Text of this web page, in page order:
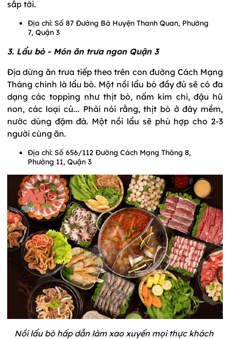
sắp tới.
Địa chỉ: Số 87 Đường Bà Huyện Thanh Quan, Phường
7, Quận 3
3. Lẩu bò - Món ăn trưa ngon Quận 3
Địa dừng ăn trưa tiếp theo trên con đường Cách Mạng
Tháng chính là lẩu bò. Một nồi lẩu bò đầy đủ sẽ có đa
dạng các topping như thịt bò, nấm kim chi, đậu hũ
non, các loại củ... Phải nói rằng, thịt bò ở đây mềm,
nước dùng đậm đà. Một nồi lẩu sẽ phù hợp cho 2-3
người cùng ăn.
Địa chỉ: Số 656/112 Đường Cách Mạng Tháng 8,
Phường 11, Quận 3
Nồi lẩu bò hấp dẫn làm xao xuyến mọi thực khách